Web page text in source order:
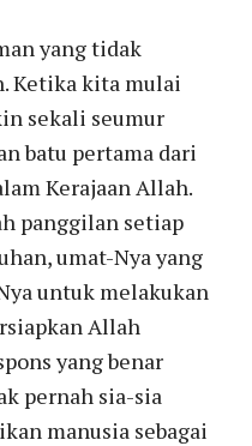
yang tidak
Ketika kita mulai
sekali seumur
batu pertama dari
Kerajaan Allah.
panggilan setiap
umat-Nya yang
untuk melakukan
Allah
yang benar
pernah sia-sia
manusia sebagai